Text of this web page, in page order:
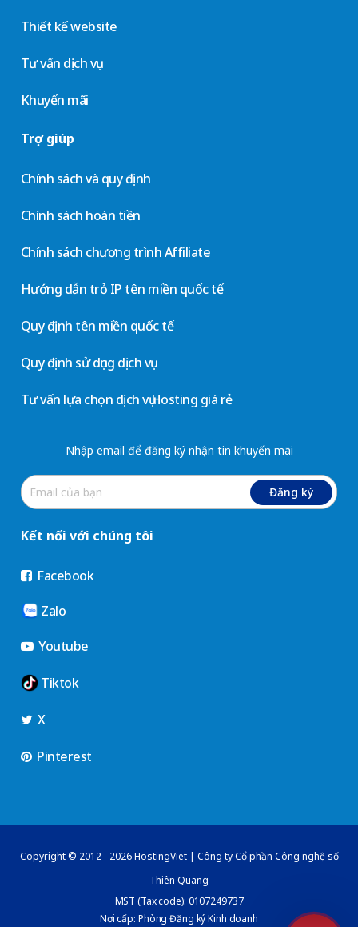
Thiết kế website
Tư vấn dịch vụ
Khuyến mãi
Trợ giúp
Chính sách và quy định
Chính sách hoàn tiền
Chính sách chương trình Affiliate
Hướng dẫn trỏ IP tên miền quốc tế
Quy định tên miền quốc tế
Quy định sử dụng dịch vụ
Tư vấn lựa chọn dịch vụ Hosting giá rẻ
Nhập email để đăng ký nhận tin khuyến mãi
Đăng ký
Kết nối với chúng tôi
Facebook
Zalo
Youtube
Tiktok
X
Pinterest
Copyright © 2012 - 2026 HostingViet | Công ty Cổ phần Công nghệ số
Thiên Quang
MST (Tax code): 0107249737
Nơi cấp: Phòng Đăng ký Kinh doanh